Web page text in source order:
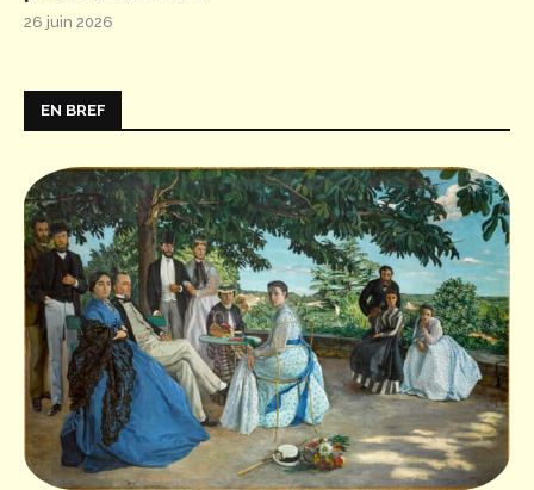
26 juin 2026
EN BREF